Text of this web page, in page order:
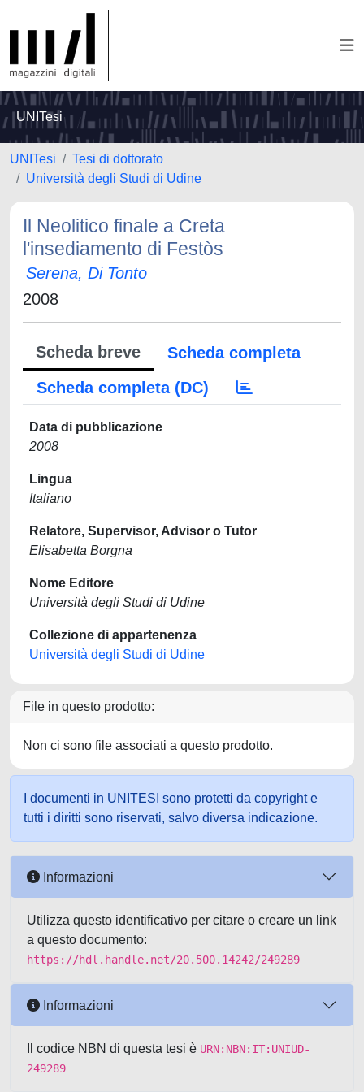
UNITesi
UNITesi
Tesi di dottorato
Università degli Studi di Udine
Il Neolitico finale a Creta
l'insediamento di Festòs
Serena, Di Tonto
2008
Scheda breve
Scheda completa
Scheda completa (DC)
Data di pubblicazione
2008
Lingua
Italiano
Relatore, Supervisor, Advisor o Tutor
Elisabetta Borgna
Nome Editore
Università degli Studi di Udine
Collezione di appartenenza
Università degli Studi di Udine
File in questo prodotto:
Non ci sono file associati a questo prodotto.
I documenti in UNITESI sono protetti da copyright e
tutti i diritti sono riservati, salvo diversa indicazione.
Informazioni
Utilizza questo identificativo per citare o creare un link
a questo documento:
https://hdl.handle.net/20.500.14242/249289
Informazioni
Il codice NBN di questa tesi è URN:NBN:IT:UNIUD-
249289